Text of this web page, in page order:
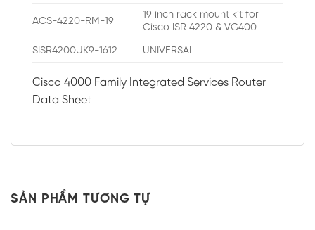
ACS-4220-RM-19
19 inch rack mount kit for
Cisco ISR 4220 & VG400
SISR4200UK9-1612 UNIVERSAL
Cisco 4000 Family Integrated Services Router
Data Sheet
SẢN PHẨM TƯƠNG TỰ